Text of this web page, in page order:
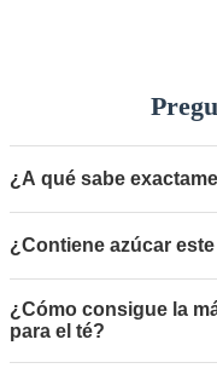
¿A qué sabe
¿Contiene azúcar
¿Cómo consigue la
para el té?